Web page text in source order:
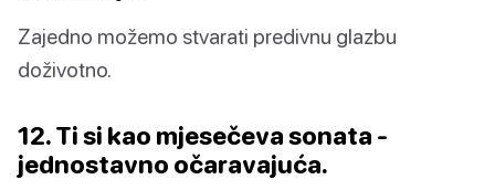
Zajedno možemo stvarati predivnu glazbu
doživotno.
12. Ti si kao mjesečeva sonata -
jednostavno očaravajuća.